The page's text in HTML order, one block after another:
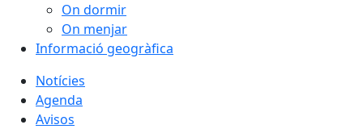
On dormir
On menjar
Informació geogràfica
Notícies
Agenda
Avisos